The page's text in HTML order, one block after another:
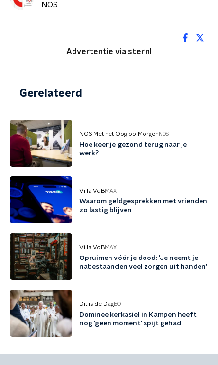
NOS
Advertentie via ster.nl
Gerelateerd
NOS Met het Oog op Morgen NOS
Hoe keer je gezond terug naar je
werk?
Villa VdBMAX
Waarom geldgesprekken met vrienden
zo lastig blijven
Villa VdBMAX
Opruimen vóór je dood: 'Je neemt je
nabestaanden veel zorgen uit handen'
Dit is de DagEO
Dominee kerkasiel in Kampen heeft
nog 'geen moment' spijt gehad